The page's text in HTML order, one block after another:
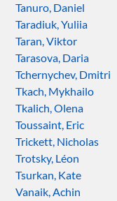
Tanuro, Daniel
Taradiuk, Yuliia
Taran, Viktor
Tarasova, Daria
Tchernychev, Dmitri
Tkach, Mykhailo
Tkalich, Olena
Toussaint, Eric
Trickett, Nicholas
Trotsky, Léon
Tsurkan, Kate
Vanaik, Achin